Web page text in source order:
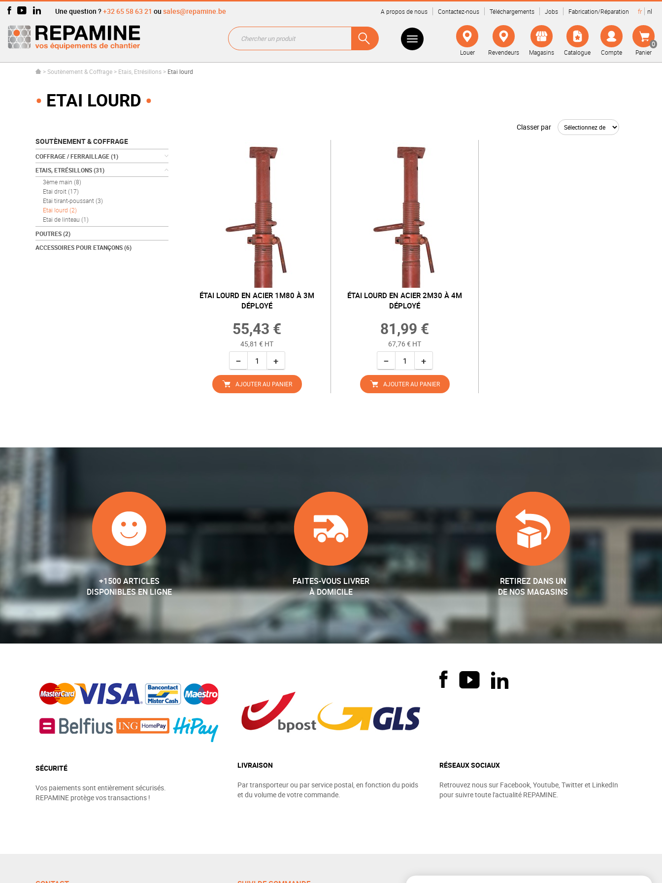
Une question ?+32 65 58 63 21 ou sales@repamine.be A propos de nous Contactez-nous Téléchargements Jobs Fabrication/Réparation fr nl
0
Panier
Compte
Catalogue
Magasins
Revendeurs
Louer
>Soutènement & Coffrage > Etais, Etrésillons > Etai lourd
ETAI LOURD
SOUTÈNEMENT & COFFRAGE
COFFRAGE / FERRAILLAGE(1)
ETAIS, ETRÉSILLONS(31)
3ème main (8)
Etai droit(17)
Etai tirant-poussant(3)
Etai lourd (2)
Etai de linteau (1)
POUTRES(2)
ACCESSOIRES POUR ETANÇONS(6)
Classer par
ÉTAI LOURD EN ACIER 1M80 À 3M
DÉPLOYÉ
55,43 €
45,81 € HT
− +
AJOUTER AU PANIER
ÉTAI LOURD EN ACIER 2M30 À 4M
DÉPLOYÉ
81,99 €
67,76 € HT
− +
AJOUTER AU PANIER
+1500 ARTICLES
DISPONIBLES EN LIGNE
FAITES-VOUS LIVRER
À DOMICILE
RETIREZ DANS UN
DE NOS MAGASINS
SÉCURITÉ
Vos paiements sont entièrement sécurisés.
REPAMINE protège vos transactions !
LIVRAISON
Par transporteur ou par service postal, en fonction du poids
et du volume de votre commande.
RÉSEAUX SOCIAUX
Retrouvez nous sur Facebook, Youtube, Twitter et LinkedIn
pour suivre toute l'actualité REPAMINE.